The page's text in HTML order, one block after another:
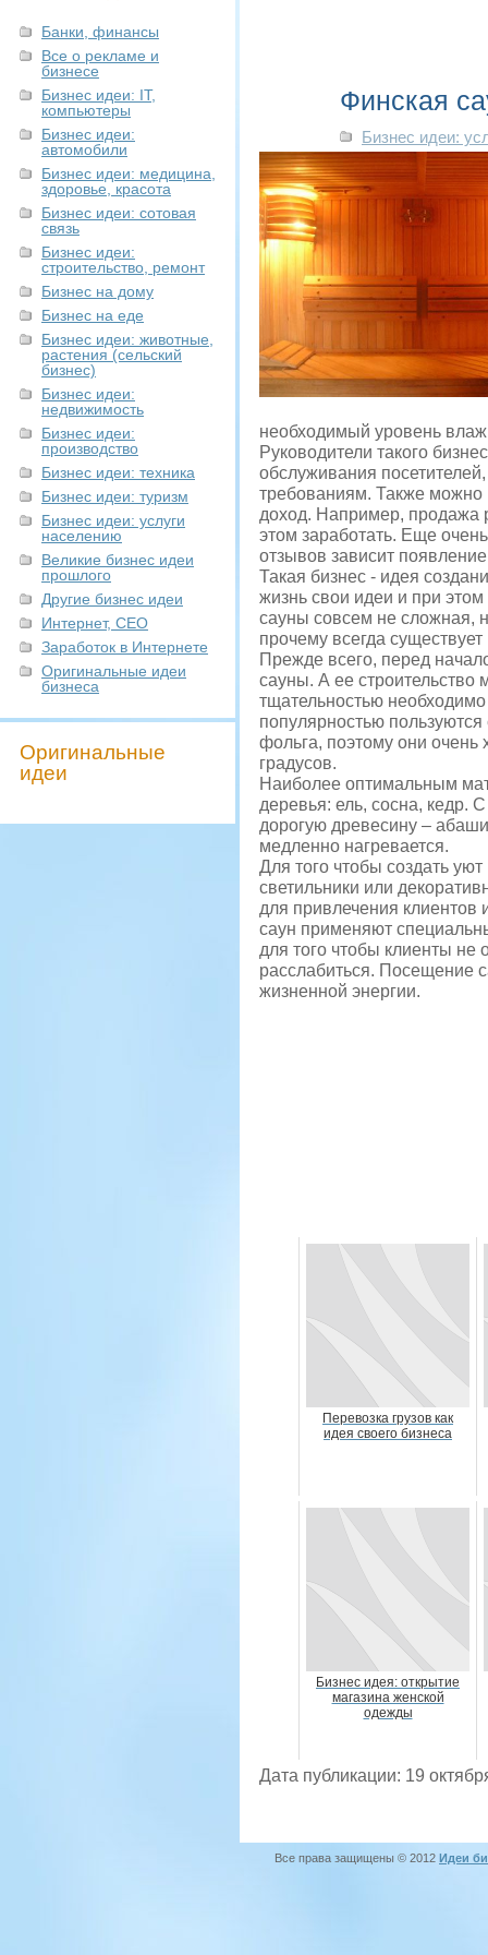
Банки, финансы
Все о рекламе и
бизнесе
Бизнес идеи: IT,
компьютеры
Бизнес идеи:
автомобили
Бизнес идеи: медицина,
здоровье, красота
Бизнес идеи: сотовая
связь
Бизнес идеи:
строительство, ремонт
Бизнес на дому
Бизнес на еде
Бизнес идеи: животные,
растения (сельский
бизнес)
Бизнес идеи:
недвижимость
Бизнес идеи:
производство
Бизнес идеи: техника
Бизнес идеи: туризм
Бизнес идеи: услуги
населению
Великие бизнес идеи
прошлого
Другие бизнес идеи
Интернет, СЕО
Заработок в Интернете
Оригинальные идеи
бизнеса
Оригинальные
идеи
Финская
Бизнес идеи:
необходимый уровень
Руководители такого
обслуживания
требованиям. Также можно
доход. Например, продажа
этом заработать. Еще
отзывов зависит
Такая бизнес - идея
жизнь свои идеи и при этом
сауны совсем не сложная,
прочему всегда
Прежде всего, перед
сауны. А ее строительство
тщательностью
популярностью пользуются
фольга, поэтому они очень
градусов.
Наиболее оптимальным
деревья: ель, сосна, кедр.
дорогую древесину –
медленно нагревается.
Для того чтобы создать
светильники или
для привлечения клиентов
саун применяют
для того чтобы клиенты не
расслабиться. Посещение
жизненной энергии.
Перевозка грузов как
идея своего бизнеса
Бизнес идея: открытие
магазина женской
одежды
Дата публикации: 19
Все права защищены © 2012 Идеи